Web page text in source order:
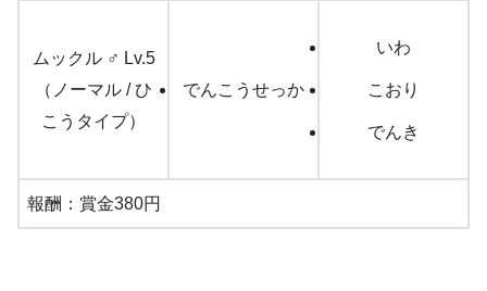
ムックル ♂ Lv.5
（ノーマル / ひ
こうタイプ）
でんこうせっか
いわ
こおり
でんき
報酬：賞金380円